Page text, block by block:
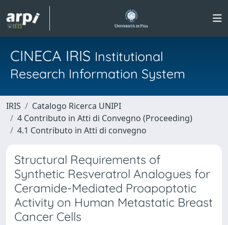
CINECA IRIS Institutional
Research Information System
IRIS
Catalogo Ricerca UNIPI
4 Contributo in Atti di Convegno (Proceeding)
4.1 Contributo in Atti di convegno
Structural Requirements of
Synthetic Resveratrol Analogues for
Ceramide-Mediated Proapoptotic
Activity on Human Metastatic Breast
Cancer Cells